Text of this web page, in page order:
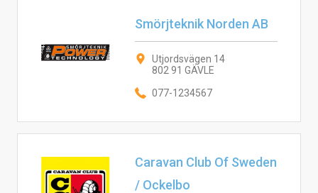
Smörjteknik Norden AB
Utjordsvägen 14
802 91 GÄVLE
077-1234567
Caravan Club Of Sweden
/ Ockelbo